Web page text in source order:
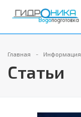
Главная Информация
Статьи